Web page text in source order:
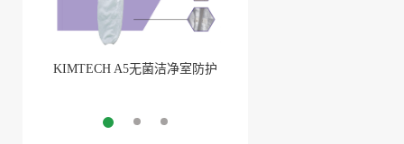
KIMTECH A5无菌洁净室防护